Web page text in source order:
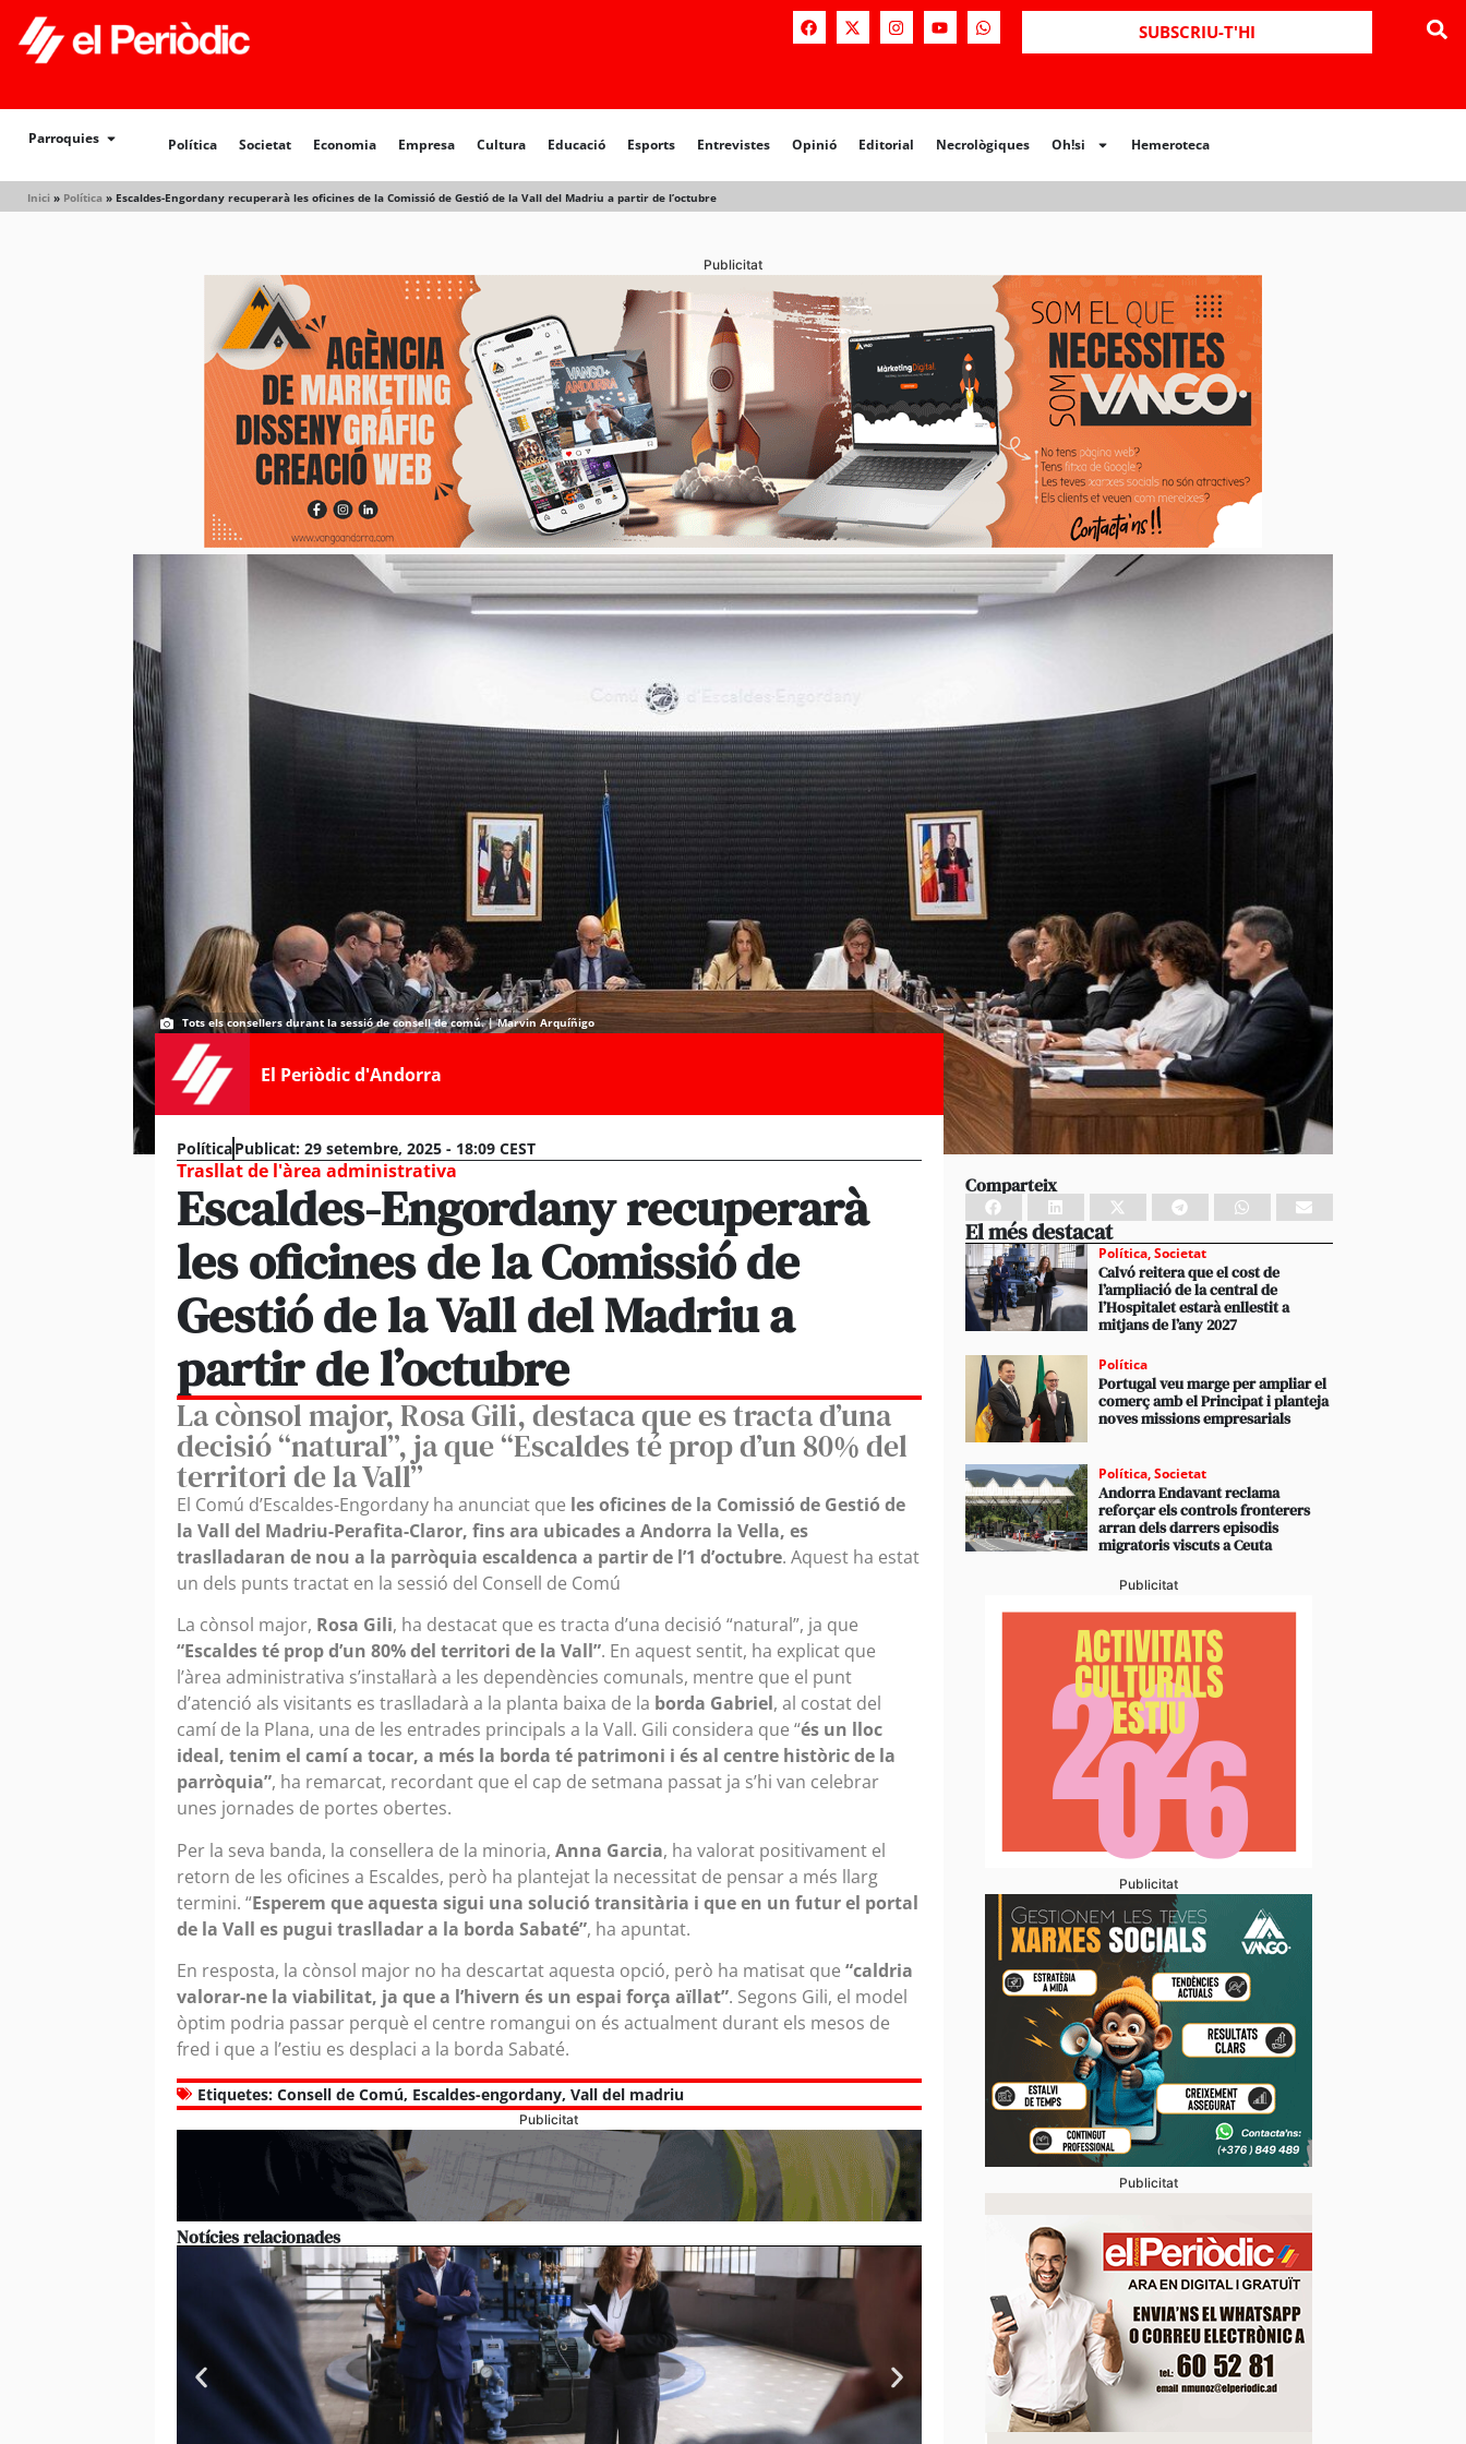
SUBSCRIU-T'HI
Parroquies Política Societat Economia Empresa Cultura Educació Esports Entrevistes Opinió Editorial Necrològiques Oh!si Hemeroteca
Inici » Política » Escaldes-Engordany recuperarà les oficines de la Comissió de Gestió de la Vall del Madriu a partir de l’octubre
Política Societat Opinió Editorial Necrològiques Hemeroteca
Publicitat
Tots els consellers durant la sessió de consell de comú. | Marvin Arquíñigo
El Periòdic d'Andorra
PolíticaPublicat: 29 setembre, 2025 - 18:09 CEST
Trasllat de l'àrea administrativa
Escaldes-Engordany recuperarà
les oficines de la Comissió de
Gestió de la Vall del Madriu a
partir de l’octubre
La cònsol major, Rosa Gili, destaca que es tracta d’una
decisió “natural”, ja que “Escaldes té prop d’un 80% del
territori de la Vall”
El Comú d’Escaldes-Engordany ha anunciat que les oficines de la Comissió de Gestió de
la Vall del Madriu-Perafita-Claror, fins ara ubicades a Andorra la Vella, es
traslladaran de nou a la parròquia escaldenca a partir de l’1 d’octubre. Aquest ha estat
un dels punts tractat en la sessió del Consell de Comú
La cònsol major, Rosa Gili, ha destacat que es tracta d’una decisió “natural”, ja que
“Escaldes té prop d’un 80% del territori de la Vall”. En aquest sentit, ha explicat que
l’àrea administrativa s’instal·larà a les dependències comunals, mentre que el punt
d’atenció als visitants es traslladarà a la planta baixa de la borda Gabriel, al costat del
camí de la Plana, una de les entrades principals a la Vall. Gili considera que “és un lloc
ideal, tenim el camí a tocar, a més la borda té patrimoni i és al centre històric de la
parròquia”, ha remarcat, recordant que el cap de setmana passat ja s’hi van celebrar
unes jornades de portes obertes.
Per la seva banda, la consellera de la minoria, Anna Garcia, ha valorat positivament el
retorn de les oficines a Escaldes, però ha plantejat la necessitat de pensar a més llarg
termini. “Esperem que aquesta sigui una solució transitària i que en un futur el portal
de la Vall es pugui traslladar a la borda Sabaté”, ha apuntat.
En resposta, la cònsol major no ha descartat aquesta opció, però ha matisat que “caldria
valorar-ne la viabilitat, ja que a l’hivern és un espai força aïllat”. Segons Gili, el model
òptim podria passar perquè el centre romangui on és actualment durant els mesos de
fred i que a l’estiu es desplaci a la borda Sabaté.
Etiquetes: Consell de Comú, Escaldes-engordany, Vall del madriu
Publicitat
Notícies relacionades
Comparteix
El més destacat
Política,Societat
Calvó reitera que el cost de
l’ampliació de la central de
l’Hospitalet estarà enllestit a
mitjans de l’any 2027
Política
Portugal veu marge per ampliar el
comerç amb el Principat i planteja
noves missions empresarials
Política,Societat
Andorra Endavant reclama
reforçar els controls fronterers
arran dels darrers episodis
migratoris viscuts a Ceuta
Publicitat
Publicitat
Publicitat